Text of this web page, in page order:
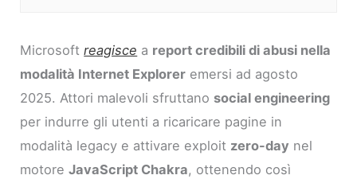
Microsoftreagisce a report credibili di abusi nella
modalità Internet Explorer emersi ad agosto
2025. Attori malevoli sfruttano social engineering
per indurre gli utenti a ricaricare pagine in
modalità legacy e attivare exploit zero-day nel
motoreJavaScript Chakra, ottenendo così